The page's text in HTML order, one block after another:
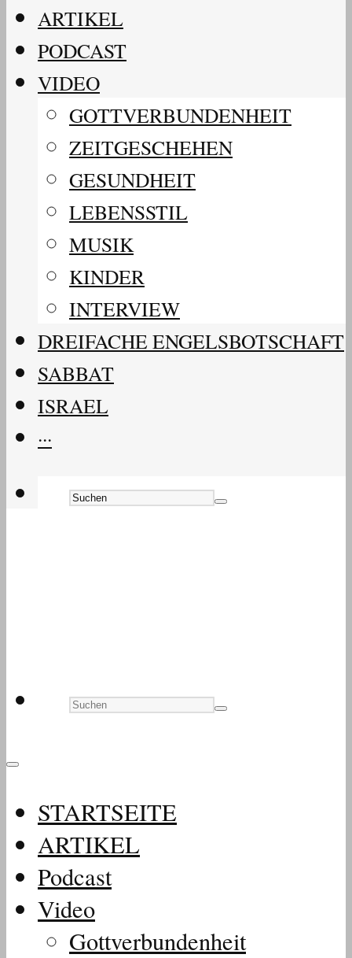
ARTIKEL
PODCAST
VIDEO
GOTTVERBUNDENHEIT
ZEITGESCHEHEN
GESUNDHEIT
LEBENSSTIL
MUSIK
KINDER
INTERVIEW
DREIFACHE ENGELSBOTSCHAFT
SABBAT
ISRAEL
···
STARTSEITE
ARTIKEL
Podcast
Video
Gottverbundenheit